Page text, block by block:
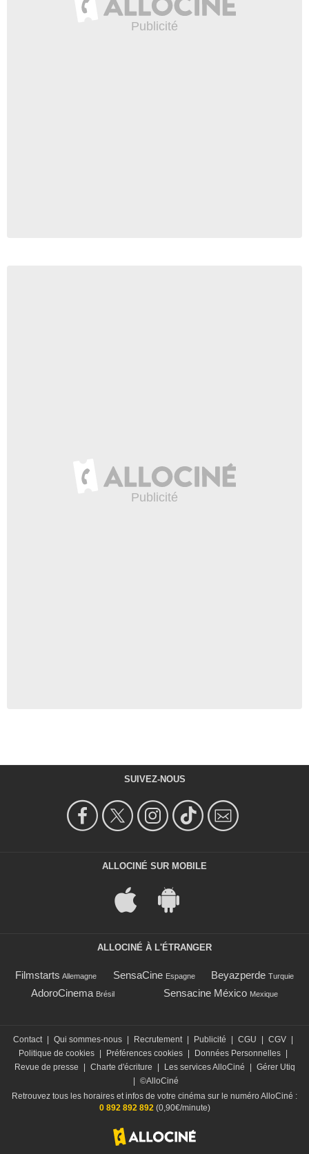
SUIVEZ-NOUS
ALLOCINÉ SUR MOBILE
ALLOCINÉ À L'ÉTRANGER
Filmstarts Allemagne SensaCine Espagne Beyazperde Turquie
AdoroCinema Brésil Sensacine México Mexique
Contact Qui sommes-nous Recrutement Publicité CGU CGV
Politique de cookies
Préférences cookies Données Personnelles
Revue de presse
Charte d'écriture Les services AlloCiné
Gérer Utiq
©AlloCiné
Retrouvez tous les horaires et infos de votre cinéma sur le numéro AlloCiné :
0 892 892 892(0,90€/minute)